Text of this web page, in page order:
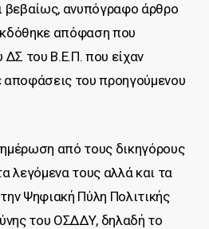
βεβαίως, ανυπόγραφο άρθρο
απόφαση που
ΔΣ του Β.Ε.Π. που είχαν
αποφάσεις του προηγούμενου
από τους δικηγόρους
λεγόμενα τους αλλά και τα
Ψηφιακή Πύλη Πολιτικής
του ΟΣΔΔΥ, δηλαδή το